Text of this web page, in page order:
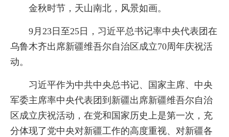
金秋时节，天山南北，风景如画。
9月23日至25日，习近平总书记率中央代表团在
乌鲁木齐出席新疆维吾尔自治区成立70周年庆祝活
动。
习近平作为中共中央总书记、国家主席、中央
军委主席率中央代表团到新疆出席新疆维吾尔自治
区成立庆祝活动，在党和国家历史上是第一次，充
分体现了党中央对新疆工作的高度重视、对新疆各